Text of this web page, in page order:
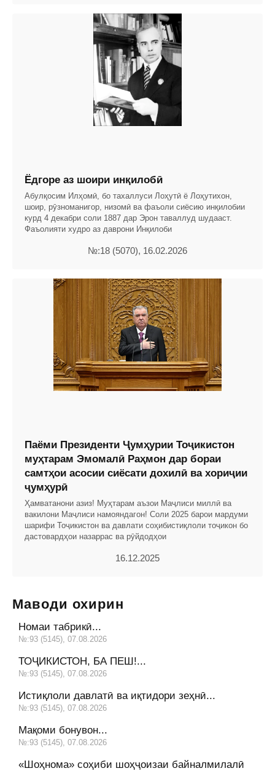
Ёдгоре аз шоири инқилобӣ
Абулқосим Илҳомӣ, бо тахаллуси Лоҳутӣ ё Лоҳутихон,
шоир, рӯзноманигор, низомӣ ва фаъоли сиёсию инқилобии
курд 4 декабри соли 1887 дар Эрон таваллуд шудааст.
Фаъолияти худро аз даврони Инқилоби
№:18 (5070), 16.02.2026
Паёми Президенти Ҷумҳурии Тоҷикистон
муҳтарам Эмомалӣ Раҳмон дар бораи
самтҳои асосии сиёсати дохилӣ ва хориҷии
ҷумҳурӣ
Ҳамватанони азиз! Муҳтарам аъзои Маҷлиси миллӣ ва
вакилони Маҷлиси намояндагон! Соли 2025 барои мардуми
шарифи Тоҷикистон ва давлати соҳибистиқлоли тоҷикон бо
дастовардҳои назаррас ва рӯйдодҳои
16.12.2025
Маводи охирин
Номаи табрикӣ...
№:93 (5145), 07.08.2026
ТОҶИКИСТОН, БА ПЕШ!...
№:93 (5145), 07.08.2026
Истиқлоли давлатӣ ва иқтидори зеҳнӣ...
№:93 (5145), 07.08.2026
Мақоми бонувон...
№:93 (5145), 07.08.2026
«Шоҳнома» соҳиби шоҳҷоизаи байналмилалӣ